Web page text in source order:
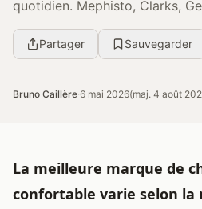
quotidien. Mephisto, Clarks,
Solidus sont souvent citées
Partager Sauvegarder
Bruno Caillère·6 mai 2026(maj. 4 août
La meilleure marque de
confortable varie selon la